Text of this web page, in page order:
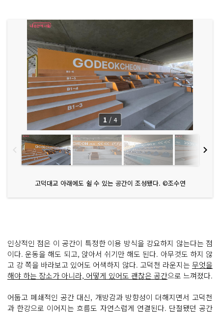
고덕대교 아래에도 쉴 수 있는 공간이 조성됐다. ©조수연
1 / 4
인상적인 점은 이 공간이 특정한 이용 방식을 강요하지 않는다는 점
이다. 운동을 해도 되고, 앉아서 쉬기만 해도 된다. 아무것도 하지 않
고 강 쪽을 바라보고 있어도 어색하지 않다. 고덕천 라운지는 무엇을
해야 하는 장소가 아니라, 어떻게 있어도 괜찮은 공간으로 느껴졌다.
어둡고 폐쇄적인 공간 대신, 개방감과 방향성이 더해지면서 고덕천
과 한강으로 이어지는 흐름도 자연스럽게 연결된다. 단절됐던 공간